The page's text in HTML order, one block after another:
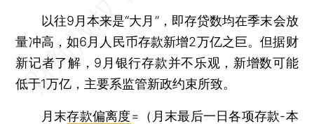
以往9月本来是“大月”，即存贷数均在季末会放
量冲高，如6月人民币存款新增2万亿之巨。但据财
新记者了解，9月银行存款并不乐观，新增数可能
低于1万亿，主要系监管新政约束所致。
月末存款偏离度=（月末最后一日各项存款-本